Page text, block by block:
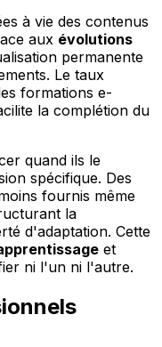
à vie des contenus
aux évolutions
permanente
Le taux
formations e-
la complétion du
quand ils le
spécifique. Des
fournis même
la
d'adaptation. Cette
et
ni l'un ni l'autre.